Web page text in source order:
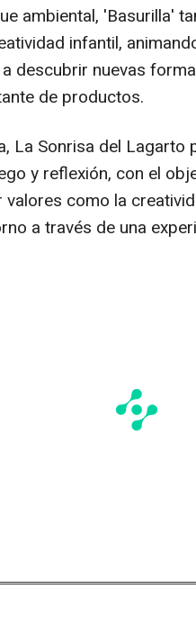
ambiental, 'Basurilla'
infantil,
descubrir nuevas
de productos.
La Sonrisa del Lagarto
y reflexión, con el
como la
a través de una